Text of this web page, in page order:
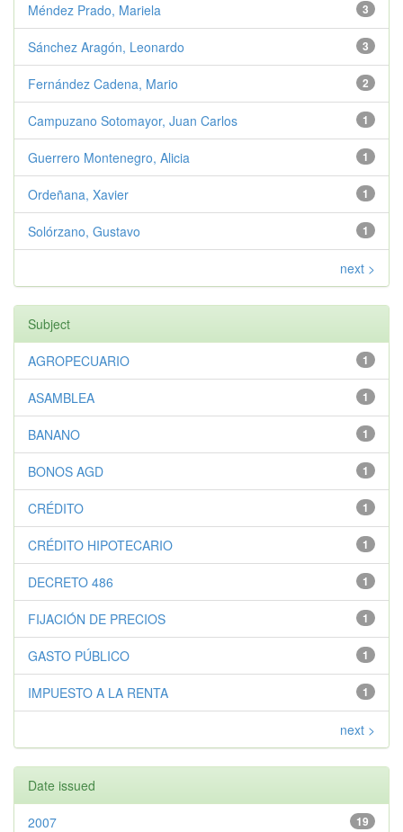
3
Méndez Prado, Mariela
3
Sánchez Aragón, Leonardo
2
Fernández Cadena, Mario
1
Campuzano Sotomayor, Juan Carlos
1
Guerrero Montenegro, Alicia
1
Ordeñana, Xavier
1
Solórzano, Gustavo
next >
Subject
1
AGROPECUARIO
1
ASAMBLEA
1
BANANO
1
BONOS AGD
1
CRÉDITO
1
CRÉDITO HIPOTECARIO
1
DECRETO 486
1
FIJACIÓN DE PRECIOS
1
GASTO PÚBLICO
1
IMPUESTO A LA RENTA
next >
Date issued
19
2007